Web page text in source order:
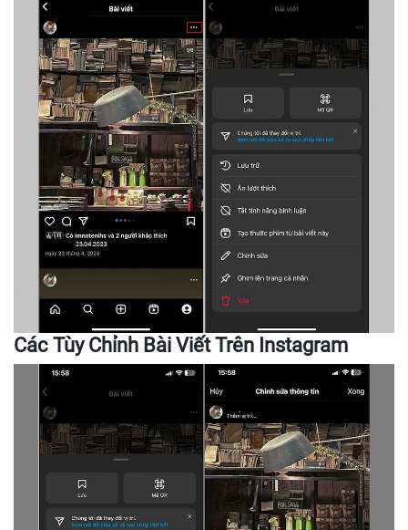
Các Tùy Chỉnh Bài Viết Trên Instagram